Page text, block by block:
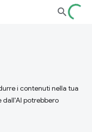
i contenuti nella tua
potrebbero